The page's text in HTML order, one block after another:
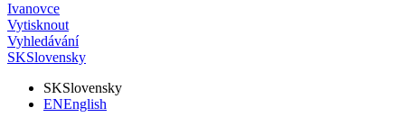
Ivanovce
Vytisknout
Vyhledávání
SKSlovensky
SKSlovensky
ENEnglish